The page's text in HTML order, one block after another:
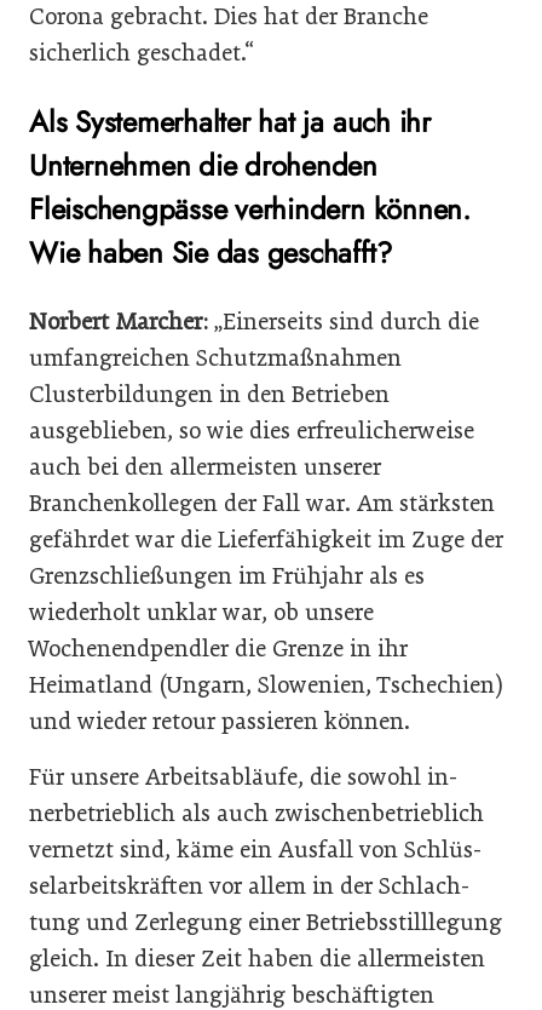
Corona gebracht. Dies hat der Branche
sicherlich geschadet.“
Als Systemerhalter hat ja auch ihr
Unternehmen die drohenden
Fleischengpässe verhindern können.
Wie haben Sie das geschafft?
Norbert Marcher: „Einerseits sind durch die
umfangreichen Schutzmaßnahmen
Clusterbildungen in den Betrieben
ausgeblieben, so wie dies erfreulicherweise
auch bei den allermeisten unserer
Branchenkollegen der Fall war. Am stärksten
gefährdet war die Lieferfähigkeit im Zuge der
Grenzschließungen im Frühjahr als es
wiederholt unklar war, ob unsere
Wochenendpendler die Grenze in ihr
Heimatland (Ungarn, Slowenien, Tschechien)
und wieder retour passieren können.
Für unsere Arbeitsabläufe, die sowohl in-
nerbetrieblich als auch zwischenbetrieblich
vernetzt sind, käme ein Ausfall von Schlüs-
selarbeitskräften vor allem in der Schlach-
tung und Zerlegung einer Betriebsstilllegung
gleich. In dieser Zeit haben die allermeisten
unserer meist langjährig beschäftigten